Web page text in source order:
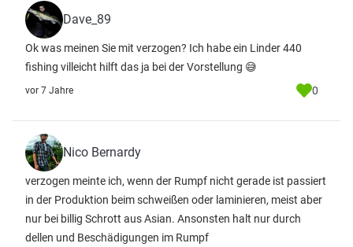
Dave_89
Ok was meinen Sie mit verzogen? Ich habe ein Linder 440
fishing villeicht hilft das ja bei der Vorstellung 😅
vor 7 Jahre 0
Nico Bernardy
verzogen meinte ich, wenn der Rumpf nicht gerade ist passiert
in der Produktion beim schweißen oder laminieren, meist aber
nur bei billig Schrott aus Asian. Ansonsten halt nur durch
dellen und Beschädigungen im Rumpf